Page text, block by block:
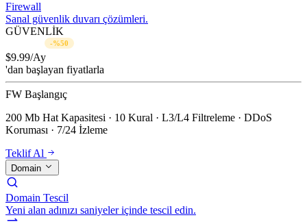
Firewall
Sanal güvenlik duvarı çözümleri.
GÜVENLİK
-%50
$9.99/Ay
'dan başlayan fiyatlarla
FW Başlangıç
200 Mb Hat Kapasitesi · 10 Kural · L3/L4 Filtreleme · DDoS
Koruması · 7/24 İzleme
Teklif Al
Domain
Domain Tescil
Yeni alan adınızı saniyeler içinde tescil edin.